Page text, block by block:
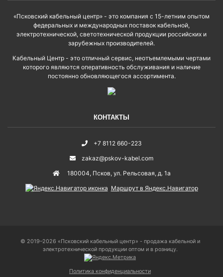
«Псковский кабельный центр» - это компания с 15-летним опытом
федеральных и международных поставок кабельной,
электротехнической, светотехнической продукции российских и
зарубежных производителей.
Кабельный Центр - это отличный сервис, неотъемлемыми чертами
которого являются оперативность обслуживания и наличие
постоянно обновляющегося ассортимента.
КОНТАКТЫ
+7 8112 660-223
zakaz@pskov-kabel.com
180004, Псков, ул. Рельсовая, д. 1а
Маршрут в Яндекс.Навигатор
© 2019–2026 «Псковский кабельный центр» - продажа кабельной и
электротехнической продукции оптом и в розницу.
Политика конфиденциальности